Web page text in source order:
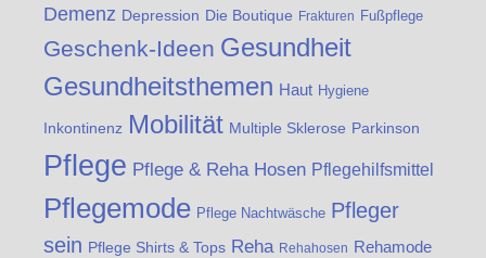
Demenz Depression Die Boutique Frakturen Fußpflege
Geschenk-Ideen Gesundheit
Gesundheitsthemen Haut Hygiene
Inkontinenz Mobilität Multiple Sklerose Parkinson
Pflege Pflege & Reha Hosen Pflegehilfsmittel
Pflegemode Pflege Nachtwäsche Pfleger
sein Pflege Shirts & Tops Reha Rehahosen Rehamode